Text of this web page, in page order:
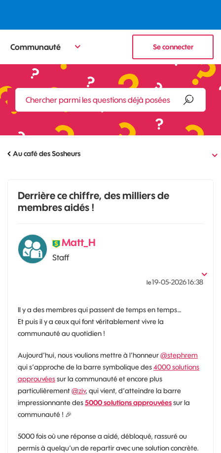
Communauté Se connecter
Au café des Sosheurs
Derrière ce chiffre, des milliers de
membres aidés !
Matt_H
Staff
le‎19-05-202616:38
Il y a des membres qui passent de temps en temps…
Et puis il y a ceux qui font véritablement vivre la
communauté au quotidien !
Aujourd’hui, nous voulions mettre à l’honneur@stephrem
qui s’approche de la barre symbolique des4000 solutions
approuvéessur la communauté et encore plus
particulièrement@ziv, qui vient, d’atteindre la barre
impressionnante des5000 solutions approuvéessur la
communauté ! 🎉
5000 fois où une réponse a aidé, débloqué, rassuré ou
permis à quelqu’un de repartir avec une solution concrète.